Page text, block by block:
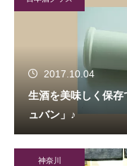
2017.10.04
生酒を美味しく保
ュバン」♪
神奈川